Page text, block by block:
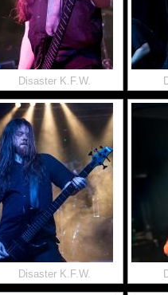
Disaster K.F.W.
Disaster K.F.W.